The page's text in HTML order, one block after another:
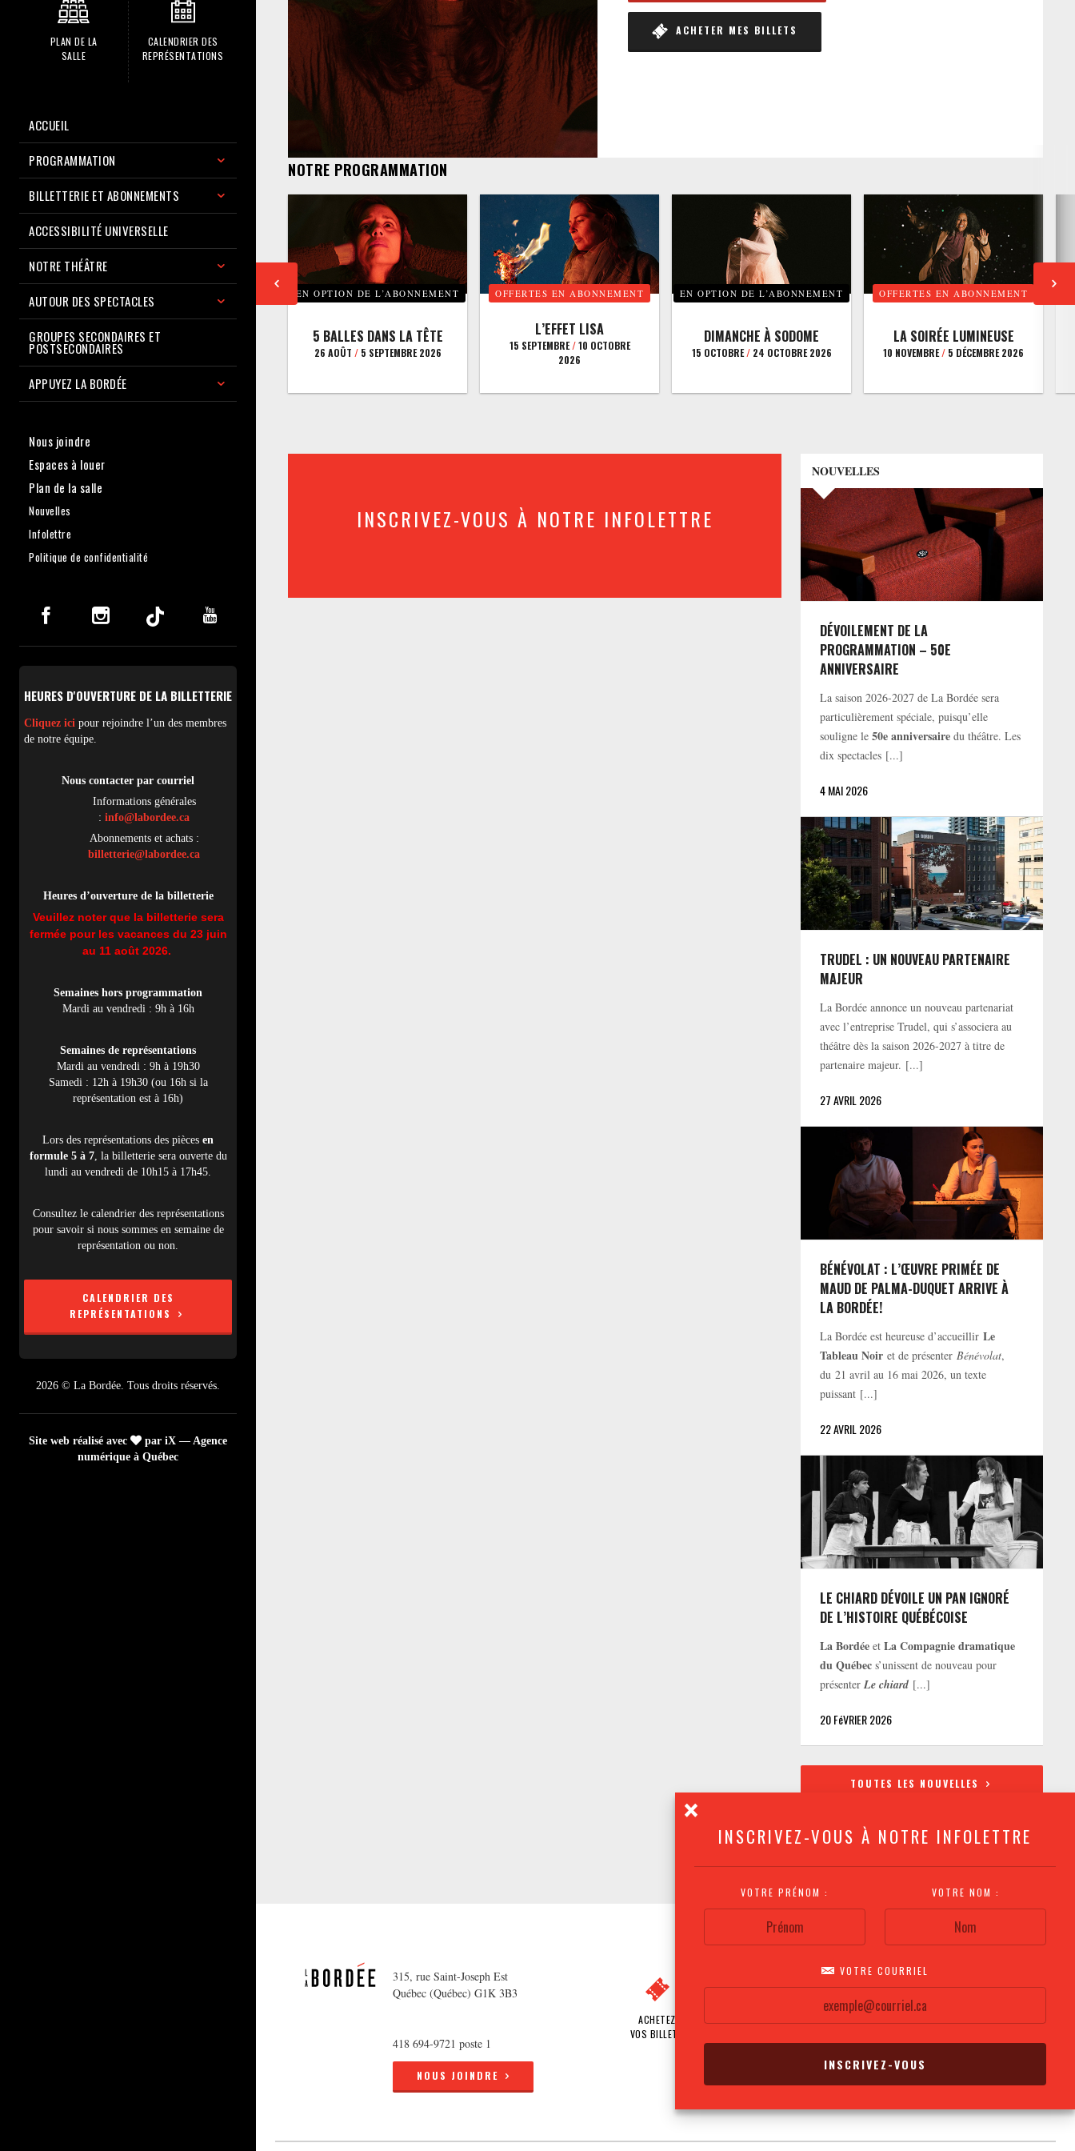
INSCRIVEZ-VOUS À NOTRE INFOLETTRE
VOTRE PRÉNOM : VOTRE NOM :
VOTRE COURRIEL
PLAN DE LA
SALLE
CALENDRIER DES
REPRÉSENTATIONS
ACCUEIL
PROGRAMMATION
BILLETTERIE ET ABONNEMENTS
ACCESSIBILITÉ UNIVERSELLE
NOTRE THÉÂTRE
AUTOUR DES SPECTACLES
GROUPES SECONDAIRES ET
POSTSECONDAIRES
APPUYEZ LA BORDÉE
Nous joindre
Espaces à louer
Plan de la salle
Nouvelles
Infolettre
Politique de confidentialité
HEURES D'OUVERTURE DE LA BILLETTERIE
Cliquez ici pour rejoindre l’un des membres
de notre équipe.
Nous contacter par courriel
Informations générales
: info@labordee.ca
Abonnements et achats :
billetterie@labordee.ca
Heures d’ouverture de la billetterie
Veuillez noter que la billetterie sera
fermée pour les vacances du 23 juin
au 11 août 2026.
Semaines hors programmation
Mardi au vendredi : 9h à 16h
Semaines de représentations
Mardi au vendredi : 9h à 19h30
Samedi : 12h à 19h30 (ou 16h si la
représentation est à 16h)
Lors des représentations des pièces en
formule 5 à 7, la billetterie sera ouverte du
lundi au vendredi de 10h15 à 17h45.
Consultez le calendrier des représentations
pour savoir si nous sommes en semaine de
représentation ou non.
CALENDRIER DES
REPRÉSENTATIONS
2026 © La Bordée. Tous droits réservés.
Site web réalisé avec
par iX — Agence
numérique à Québec
ACHETER MES BILLETS
NOTRE PROGRAMMATION
EN OPTION DE L’ABONNEMENT
5 BALLES DANS LA TÊTE
26 AOÛT /5 SEPTEMBRE 2026
OFFERTES EN ABONNEMENT
L’EFFET LISA
15 SEPTEMBRE/10 OCTOBRE
2026
EN OPTION DE L’ABONNEMENT
DIMANCHE À SODOME
15 OCTOBRE/24 OCTOBRE 2026
OFFERTES EN ABONNEMENT
LA SOIRÉE LUMINEUSE
10 NOVEMBRE/ 5 DÉCEMBRE 2026
INSCRIVEZ-VOUS À NOTRE INFOLETTRE
NOUVELLES
DÉVOILEMENT DE LA
PROGRAMMATION – 50E
ANNIVERSAIRE
La saison 2026-2027 de La Bordée sera
particulièrement spéciale, puisqu’elle
souligne le50e anniversaire du théâtre. Les
dix spectacles [...]
4 MAI 2026
TRUDEL : UN NOUVEAU PARTENAIRE
MAJEUR
La Bordée annonce un nouveau partenariat
avec l’entreprise Trudel, qui s’associera au
théâtre dès la saison 2026-2027 à titre de
partenaire majeur. [...]
27 AVRIL 2026
BÉNÉVOLAT : L’ŒUVRE PRIMÉE DE
MAUD DE PALMA-DUQUET ARRIVE À
LA BORDÉE!
La Bordée est heureuse d’accueillirLe
Tableau Noir et de présenterBénévolat,
du 21 avril au 16 mai 2026, un texte
puissant [...]
22 AVRIL 2026
LE CHIARD DÉVOILE UN PAN IGNORÉ
DE L’HISTOIRE QUÉBÉCOISE
La Bordée etLa Compagnie dramatique
du Québec s’unissent de nouveau pour
présenterLe chiard [...]
20 FéVRIER 2026
TOUTES LES NOUVELLES
315, rue Saint-Joseph Est
Québec (Québec) G1K 3B3
418 694-9721 poste 1
NOUS JOINDRE
ACHETEZ
VOS BILLETS